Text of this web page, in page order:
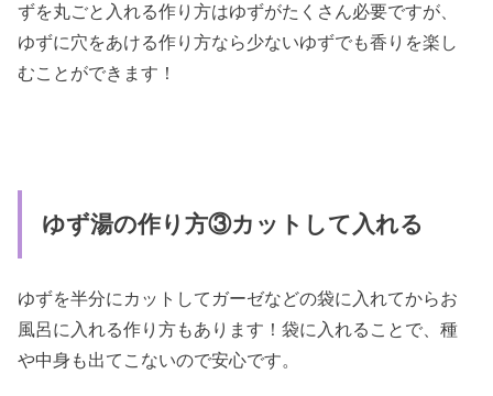
ずを丸ごと入れる作り方はゆずがたくさん必要ですが、
ゆずに穴をあける作り方なら少ないゆずでも香りを楽し
むことができます！
ゆず湯の作り方③カットして入れる
ゆずを半分にカットしてガーゼなどの袋に入れてからお
風呂に入れる作り方もあります！袋に入れることで、種
や中身も出てこないので安心です。